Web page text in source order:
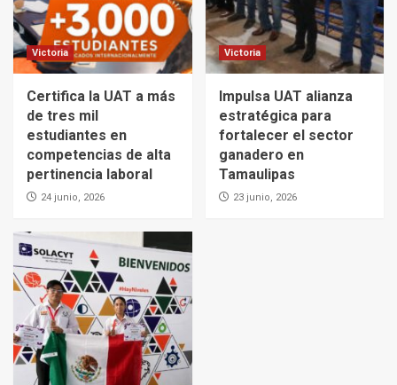
Victoria
Certifica la UAT a más
de tres mil
estudiantes en
competencias de alta
pertinencia laboral
24 junio, 2026
Victoria
Impulsa UAT alianza
estratégica para
fortalecer el sector
ganadero en
Tamaulipas
23 junio, 2026